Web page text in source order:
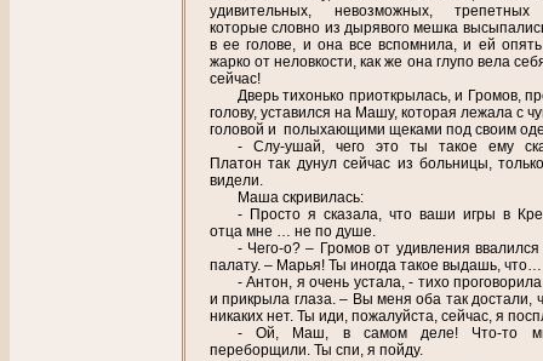
удивительных, невозможных, трепетных
которые словно из дырявого мешка
в ее голове, и она все вспомнила, и ей
жарко от неловкости, как же она глупо вела
сейчас!
Дверь тихонько приоткрылась, и Громов,
голову, уставился на Машу, которая лежала с
головой и полыхающими щеками под своим
- Слу-ушай, чего это ты такое ему
Платон так дунул сейчас из больницы,
видели.
Маша скривилась:
- Просто я сказала, что ваши игры в
отца мне … не по душе.
- Чего-о? – Громов от удивления ввалился
палату. – Марья! Ты иногда такое выдашь, что…
- Антон, я очень устала, - тихо
и прикрыла глаза. – Вы меня оба так достали,
никаких нет. Ты иди, пожалуйста, сейчас, я
- Ой, Маш, в самом деле! Что-то
переборщили. Ты спи, я пойду.